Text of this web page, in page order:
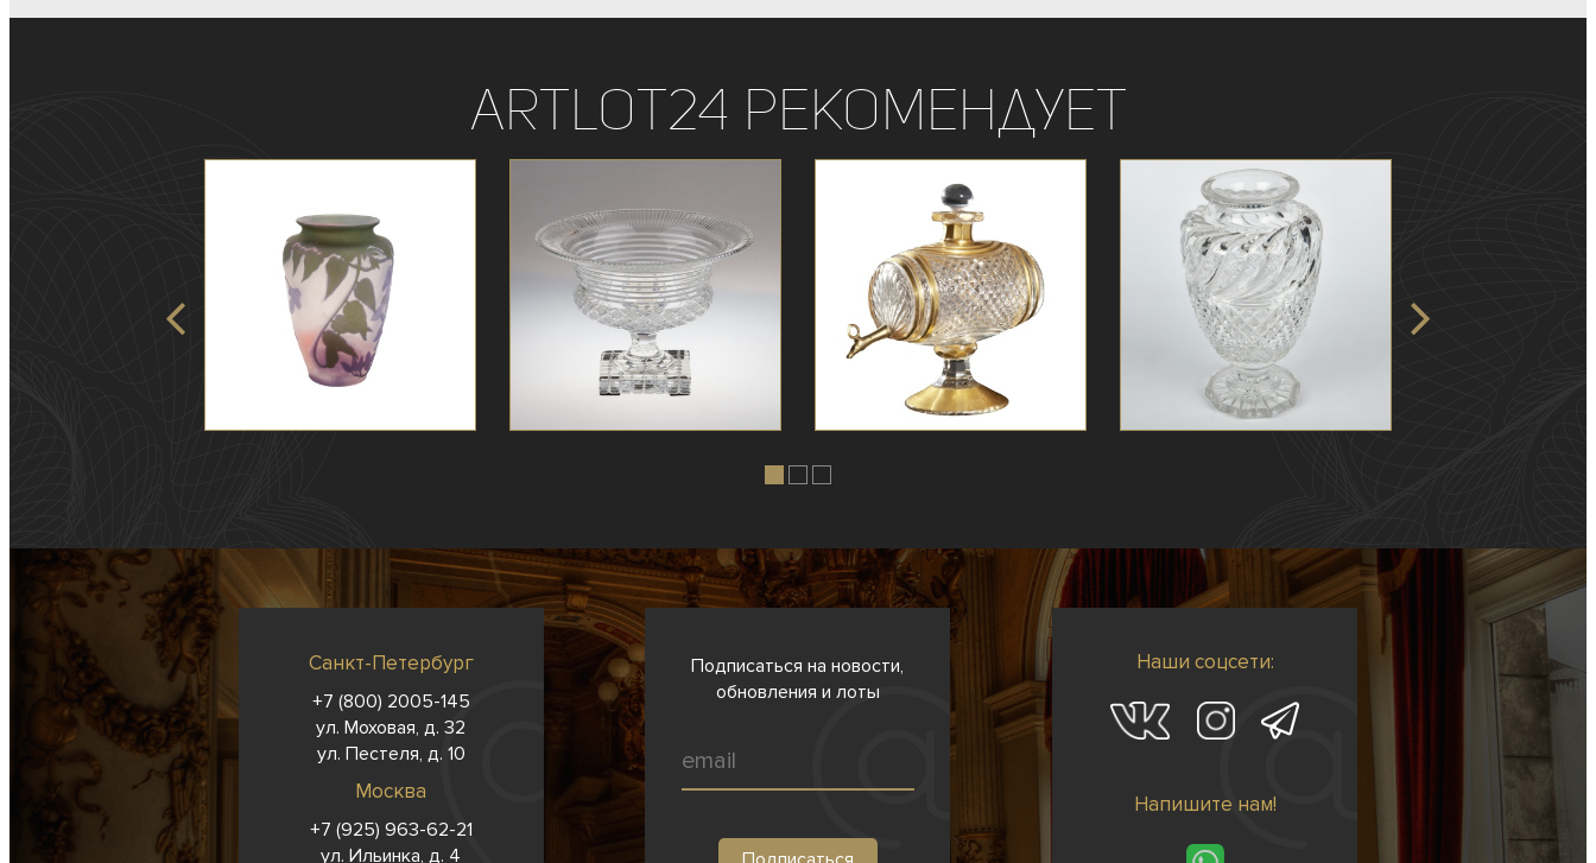
ArtLot24 рекомендует
Санкт-Петербург
+7 (800) 2005-145
ул. Моховая, д. 32
ул. Пестеля, д. 10
Москва
+7 (925) 963-62-21
ул. Ильинка, д. 4
Подписаться на новости,
обновления и лоты
Наши соцсети:
Напишите нам!